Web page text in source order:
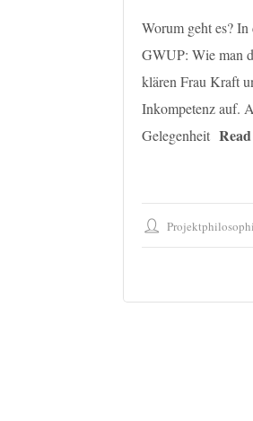
Worum geht es?
GWUP: Wie man
klären Frau Kraft
Inkompetenz auf.
Gelegenheit